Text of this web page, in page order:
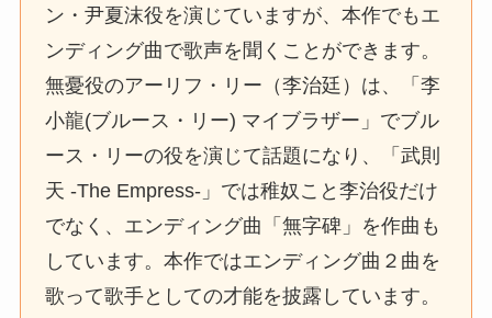
ン・尹夏沫役を演じていますが、本作でもエ
ンディング曲で歌声を聞くことができます。
無憂役のアーリフ・リー（李治廷）は、「李
小龍(ブルース・リー) マイブラザー」でブル
ース・リーの役を演じて話題になり、「武則
天 -The Empress-」では稚奴こと李治役だけ
でなく、エンディング曲「無字碑」を作曲も
しています。本作ではエンディング曲２曲を
歌って歌手としての才能を披露しています。